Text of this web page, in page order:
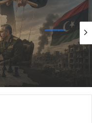
أول
2026/08/06
مُبادرةُ ترامب في
للانقسام؟